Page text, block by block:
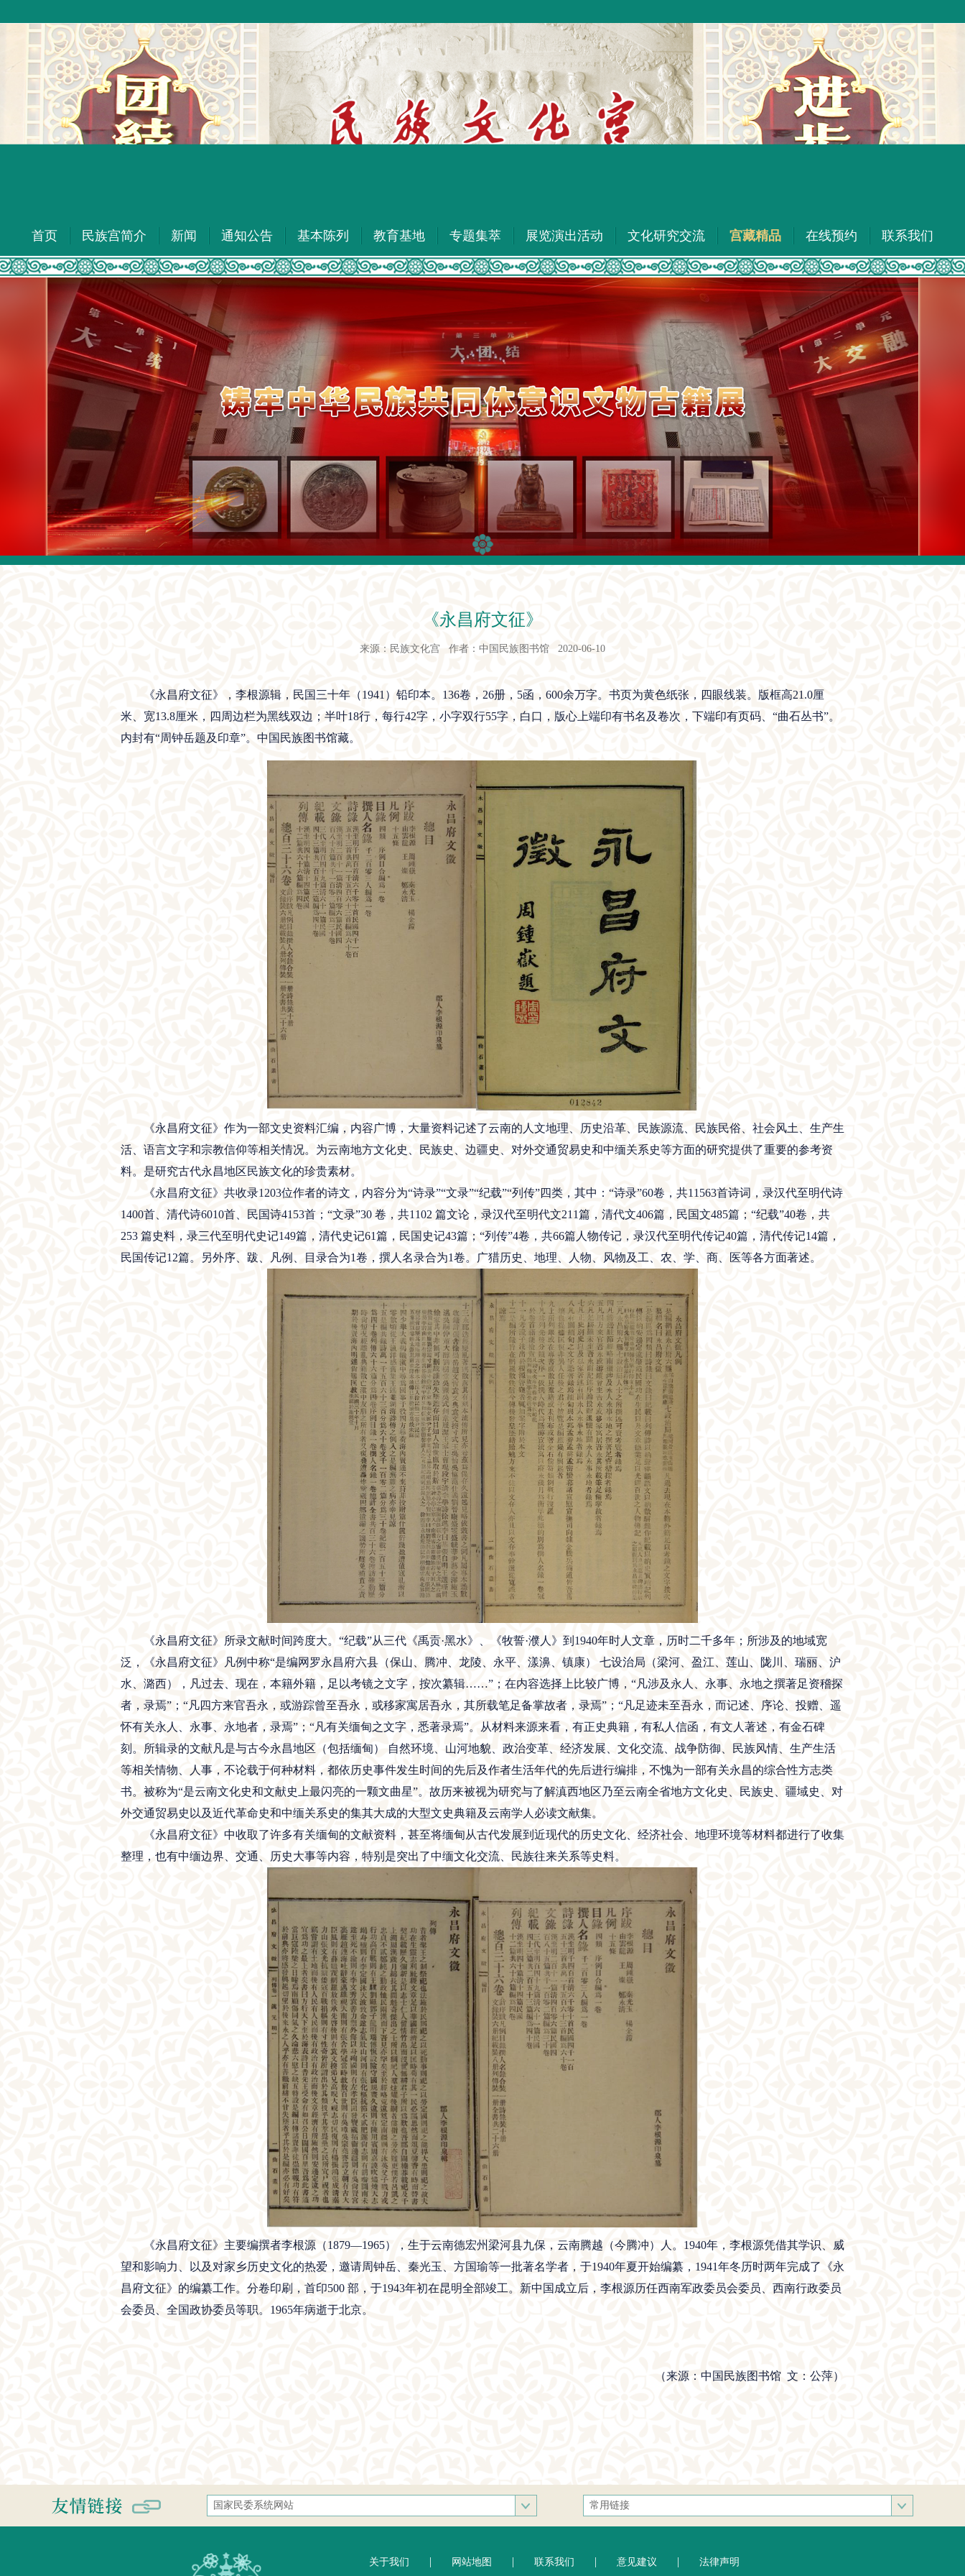
首页 民族宫简介 新闻 通知公告 基本陈列 教育基地 专题集萃 展览演出活动 文化研究交流 宫藏精品 在线预约 联系我们
《永昌府文征》
来源：民族文化宫 作者：中国民族图书馆 2020-06-10
《永昌府文征》，李根源辑，民国三十年（1941）铅印本。136卷，26册，5函，600余万字。书页为黄色纸张，四眼线装。版框高21.0厘
米、宽13.8厘米，四周边栏为黑线双边；半叶18行，每行42字，小字双行55字，白口，版心上端印有书名及卷次，下端印有页码、“曲石丛书”。
内封有“周钟岳题及印章”。中国民族图书馆藏。
《永昌府文征》作为一部文史资料汇编，内容广博，大量资料记述了云南的人文地理、历史沿革、民族源流、民族民俗、社会风土、生产生
活、语言文字和宗教信仰等相关情况。为云南地方文化史、民族史、边疆史、对外交通贸易史和中缅关系史等方面的研究提供了重要的参考资
料。是研究古代永昌地区民族文化的珍贵素材。
《永昌府文征》共收录1203位作者的诗文，内容分为“诗录”“文录”“纪载”“列传”四类，其中：“诗录”60卷，共11563首诗词，录汉代至明代诗
1400首、清代诗6010首、民国诗4153首；“文录”30 卷，共1102 篇文论，录汉代至明代文211篇，清代文406篇，民国文485篇；“纪载”40卷，共
253 篇史料，录三代至明代史记149篇，清代史记61篇，民国史记43篇；“列传”4卷，共66篇人物传记，录汉代至明代传记40篇，清代传记14篇，
民国传记12篇。另外序、跋、凡例、目录合为1卷，撰人名录合为1卷。广猎历史、地理、人物、风物及工、农、学、商、医等各方面著述。
《永昌府文征》所录文献时间跨度大。“纪载”从三代《禹贡·黑水》、《牧誓·濮人》到1940年时人文章，历时二千多年；所涉及的地域宽
泛，《永昌府文征》凡例中称“是编网罗永昌府六县（保山、腾冲、龙陵、永平、漾濞、镇康） 七设治局（梁河、盈江、莲山、陇川、瑞丽、沪
水、潞西），凡过去、现在，本籍外籍，足以考镜之文字，按次纂辑……”；在内容选择上比较广博，“凡涉及永人、永事、永地之撰著足资稽探
者，录焉”；“凡四方来官吾永，或游踪曾至吾永，或移家寓居吾永，其所载笔足备掌故者，录焉”；“凡足迹未至吾永，而记述、序论、投赠、遥
怀有关永人、永事、永地者，录焉”；“凡有关缅甸之文字，悉著录焉”。从材料来源来看，有正史典籍，有私人信函，有文人著述，有金石碑
刻。所辑录的文献凡是与古今永昌地区（包括缅甸） 自然环境、山河地貌、政治变革、经济发展、文化交流、战争防御、民族风情、生产生活
等相关情物、人事，不论载于何种材料，都依历史事件发生时间的先后及作者生活年代的先后进行编排，不愧为一部有关永昌的综合性方志类
书。被称为“是云南文化史和文献史上最闪亮的一颗文曲星”。故历来被视为研究与了解滇西地区乃至云南全省地方文化史、民族史、疆域史、对
外交通贸易史以及近代革命史和中缅关系史的集其大成的大型文史典籍及云南学人必读文献集。
《永昌府文征》中收取了许多有关缅甸的文献资料，甚至将缅甸从古代发展到近现代的历史文化、经济社会、地理环境等材料都进行了收集
整理，也有中缅边界、交通、历史大事等内容，特别是突出了中缅文化交流、民族往来关系等史料。
《永昌府文征》主要编撰者李根源（1879—1965），生于云南德宏州梁河县九保，云南腾越（今腾冲）人。1940年，李根源凭借其学识、威
望和影响力、以及对家乡历史文化的热爱，邀请周钟岳、秦光玉、方国瑜等一批著名学者，于1940年夏开始编纂，1941年冬历时两年完成了《永
昌府文征》的编纂工作。分卷印刷，首印500 部，于1943年初在昆明全部竣工。新中国成立后，李根源历任西南军政委员会委员、西南行政委员
会委员、全国政协委员等职。1965年病逝于北京。
（来源：中国民族图书馆 文： 公萍）
国家民委系统网站
国家民族事务委员会
中南民族大学
常用链接
中央统战部
人民网
关于我们 | 网站地图 | 联系我们 | 意见建议 | 法律声明